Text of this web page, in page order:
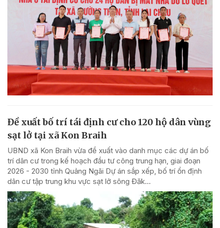
Đề xuất bố trí tái định cư cho 120 hộ dân vùng
sạt lở tại xã Kon Braih
UBND xã Kon Braih vừa đề xuất vào danh mục các dự án bố
trí dân cư trong kế hoạch đầu tư công trung hạn, giai đoạn
2026 - 2030 tỉnh Quảng Ngãi Dự án sắp xếp, bố trí ổn định
dân cư tập trung khu vực sạt lở sông Đăk...